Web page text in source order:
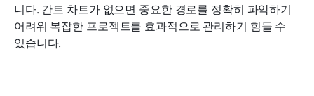
니다. 간트 차트가 없으면 중요한 경로를 정확히 파악하기
어려워 복잡한 프로젝트를 효과적으로 관리하기 힘들 수
있습니다.